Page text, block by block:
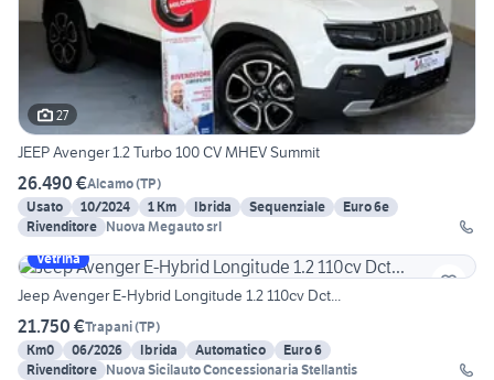
27
JEEP Avenger 1.2 Turbo 100 CV MHEV Summit
26.490 €Alcamo(TP)
Usato
10/2024 1 Km Ibrida Sequenziale
Euro 6e
Rivenditore Nuova Megauto srl
Vetrina
Jeep Avenger E-Hybrid Longitude 1.2 110cv Dct...
21.750 €Trapani(TP)
Km0
06/2026 Ibrida Automatico
Euro 6
Rivenditore Nuova Sicilauto Concessionaria Stellantis